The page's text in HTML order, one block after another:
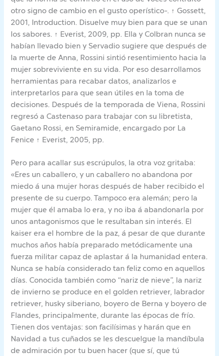
otro signo de cambio en el gusto operístico-. ↑ Gossett,
2001, Introduction. Disuelve muy bien para que se unan
los sabores. ↑ Everist, 2009, pp. Ella y Colbran nunca se
habían llevado bien y Servadio sugiere que después de
la muerte de Anna, Rossini sintió resentimiento hacia la
mujer sobreviviente en su vida. Por eso desarrollamos
herramientas para recabar datos, analizarlos e
interpretarlos para que sean útiles en la toma de
decisiones. Después de la temporada de Viena, Rossini
regresó a Castenaso para trabajar con su libretista,
Gaetano Rossi, en Semiramide, encargado por La
Fenice ↑ Everist, 2005, pp.
Pero para acallar sus escrúpulos, la otra voz gritaba:
«Eres un caballero, y un caballero no abandona por
miedo á una mujer horas después de haber recibido el
presente de su cuerpo. Tampoco era alemán; pero la
mujer que él amaba lo era, y no iba á abandonarla por
unos antagonismos que le resultaban sin interés. El
kaiser era el hombre de la paz, á pesar de que durante
muchos años había preparado metódicamente una
fuerza militar capaz de aplastar á la humanidad entera.
Nunca se había considerado tan feliz como en aquellos
días. Conocida también como “nariz de nieve”, la nariz
de invierno se produce en el golden retriever, labrador
retriever, husky siberiano, boyero de Berna y boyero de
Flandes, principalmente, durante las épocas de frío.
Tienen dos ventajas: son facilísimas y harán que en
Navidad a tus cuñados se les descuelgue la mandíbula
de admiración por tu buen hacer (que sí, que tú